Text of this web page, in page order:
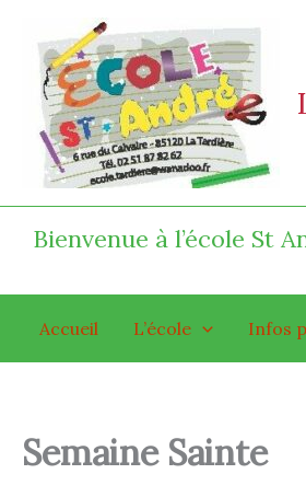
contenu
Bienvenue à l’école St
Accueil L’école Infos
Semaine Sainte